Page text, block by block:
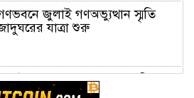
জুলাই গণঅভ্যুত্থান স্মৃতি
যাত্রা শুরু
জুলাই আন্দোলন জনগণের, কৃতিত্ব